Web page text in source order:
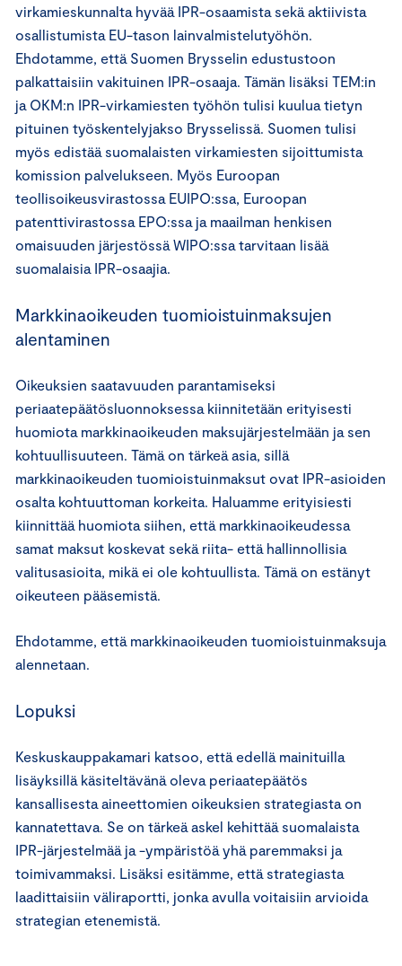
virkamieskunnalta hyvää IPR-osaamista sekä aktiivista
osallistumista EU-tason lainvalmistelutyöhön.
Ehdotamme, että Suomen Brysselin edustustoon
palkattaisiin vakituinen IPR-osaaja. Tämän lisäksi TEM:in
ja OKM:n IPR-virkamiesten työhön tulisi kuulua tietyn
pituinen työskentelyjakso Brysselissä. Suomen tulisi
myös edistää suomalaisten virkamiesten sijoittumista
komission palvelukseen. Myös Euroopan
teollisoikeusvirastossa EUIPO:ssa, Euroopan
patenttivirastossa EPO:ssa ja maailman henkisen
omaisuuden järjestössä WIPO:ssa tarvitaan lisää
suomalaisia IPR-osaajia.
Markkinaoikeuden tuomioistuinmaksujen
alentaminen
Oikeuksien saatavuuden parantamiseksi
periaatepäätösluonnoksessa kiinnitetään erityisesti
huomiota markkinaoikeuden maksujärjestelmään ja sen
kohtuullisuuteen. Tämä on tärkeä asia, sillä
markkinaoikeuden tuomioistuinmaksut ovat IPR-asioiden
osalta kohtuuttoman korkeita. Haluamme erityisiesti
kiinnittää huomiota siihen, että markkinaoikeudessa
samat maksut koskevat sekä riita- että hallinnollisia
valitusasioita, mikä ei ole kohtuullista. Tämä on estänyt
oikeuteen pääsemistä.
Ehdotamme, että markkinaoikeuden tuomioistuinmaksuja
alennetaan.
Lopuksi
Keskuskauppakamari katsoo, että edellä mainituilla
lisäyksillä käsiteltävänä oleva periaatepäätös
kansallisesta aineettomien oikeuksien strategiasta on
kannatettava. Se on tärkeä askel kehittää suomalaista
IPR-järjestelmää ja -ympäristöä yhä paremmaksi ja
toimivammaksi. Lisäksi esitämme, että strategiasta
laadittaisiin väliraportti, jonka avulla voitaisiin arvioida
strategian etenemistä.